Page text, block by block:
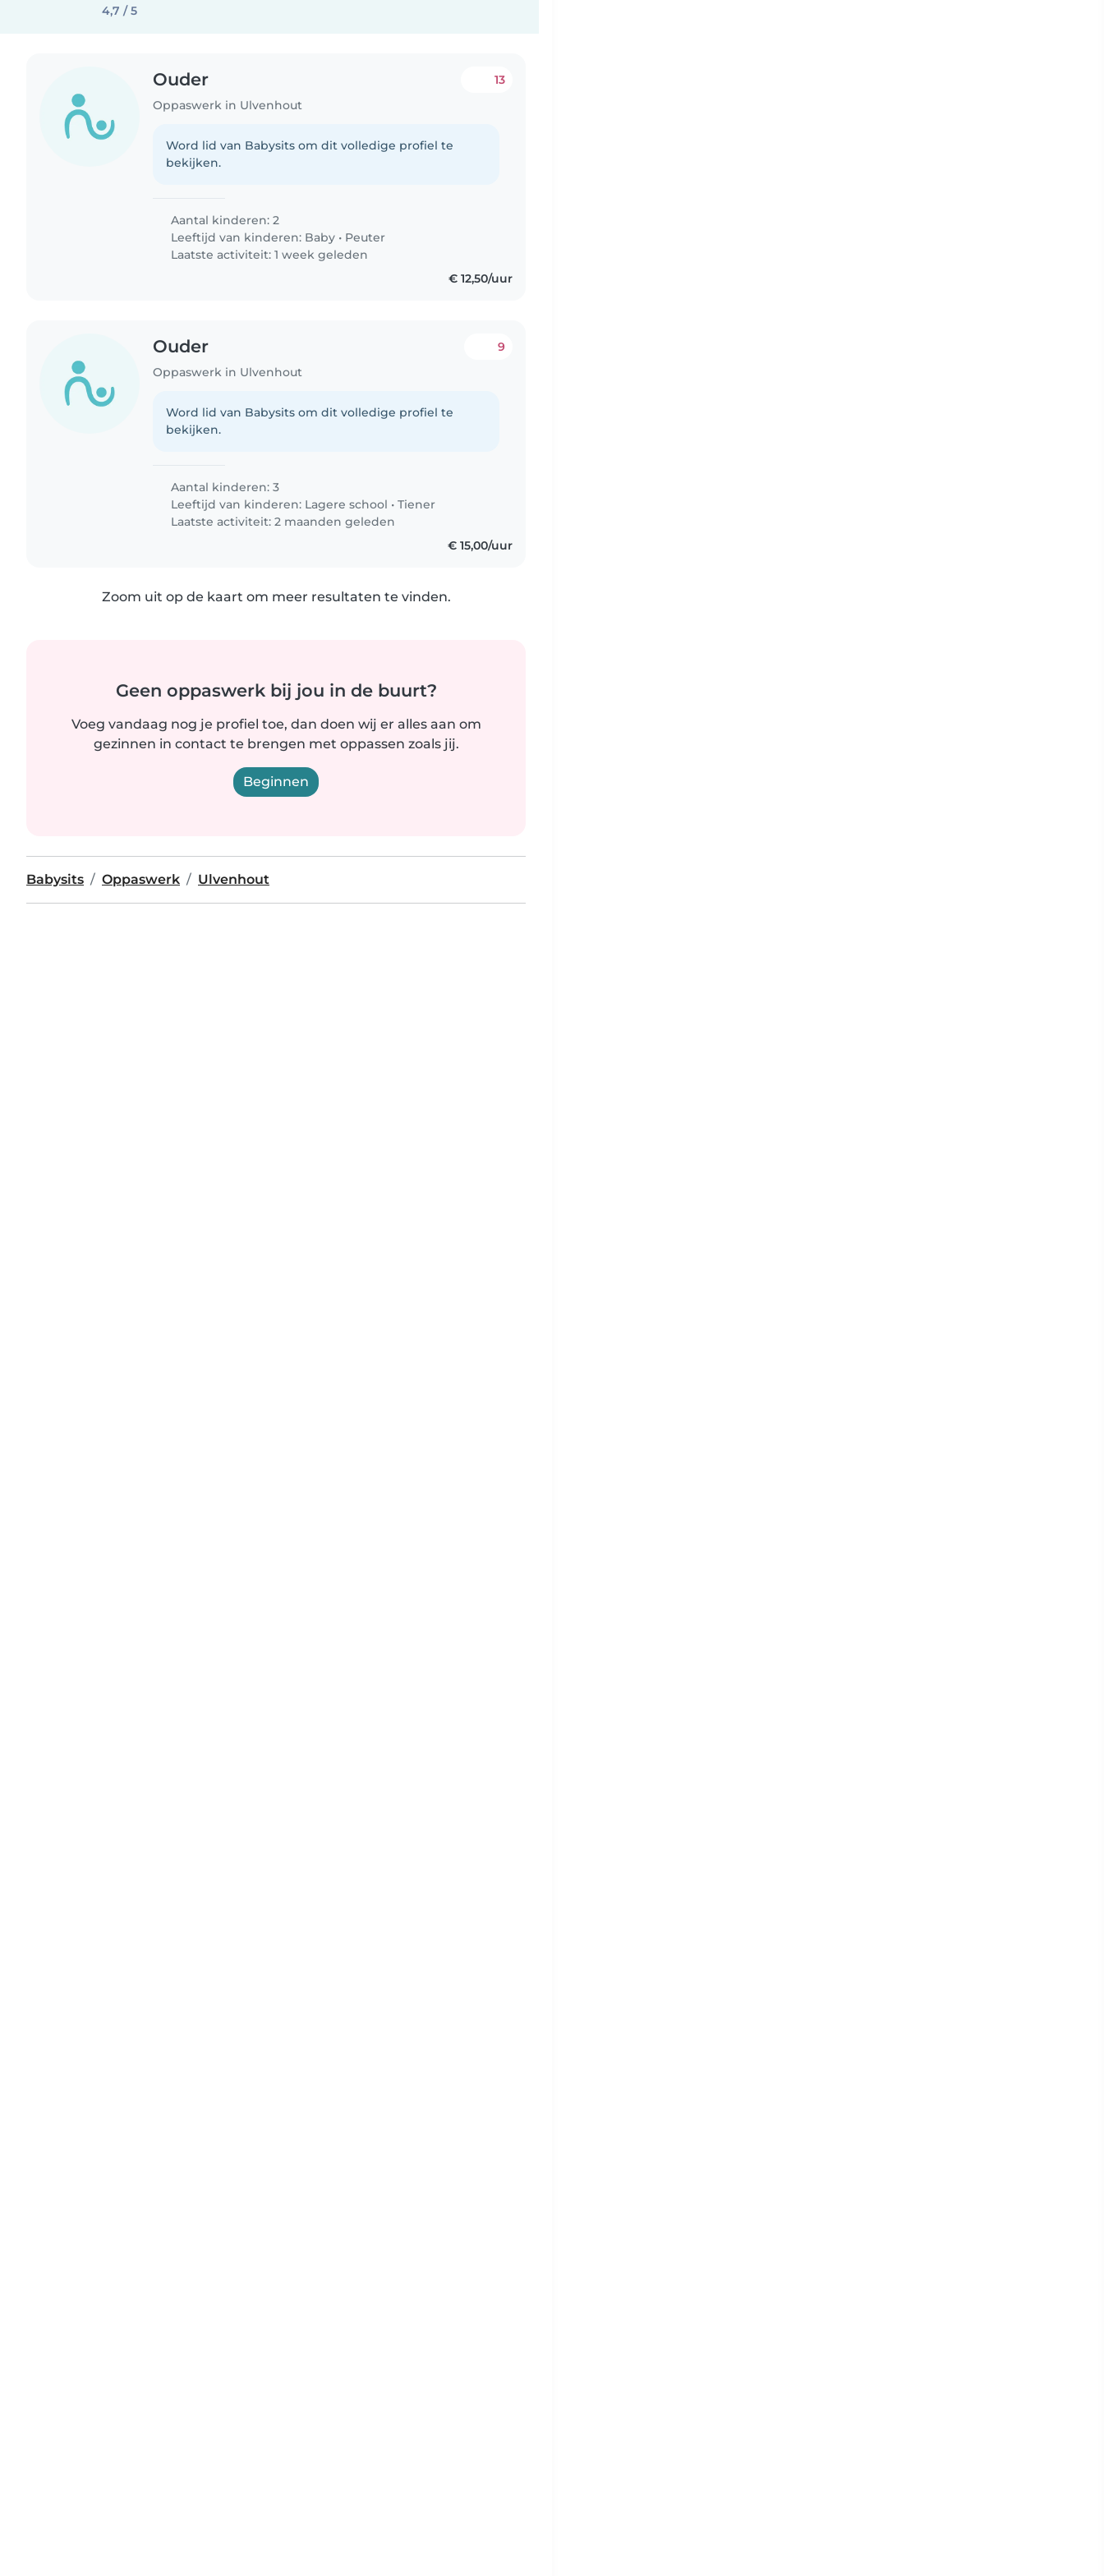
4,7 / 5
Ouder
Oppaswerk in Ulvenhout
13
Word lid van Babysits om dit volledige profiel te
bekijken.
Aantal kinderen: 2
Leeftijd van kinderen: Baby • Peuter
Laatste activiteit: 1 week geleden
€ 12,50/uur
Ouder
Oppaswerk in Ulvenhout
9
Word lid van Babysits om dit volledige profiel te
bekijken.
Aantal kinderen: 3
Leeftijd van kinderen: Lagere school •Tiener
Laatste activiteit: 2 maanden geleden
€ 15,00/uur
Zoom uit op de kaart om meer resultaten te vinden.
Geen oppaswerk bij jou in de buurt?
Voeg vandaag nog je profiel toe, dan doen wij er alles aan om
gezinnen in contact te brengen met oppassen zoals jij.
Beginnen
Babysits Oppaswerk Ulvenhout